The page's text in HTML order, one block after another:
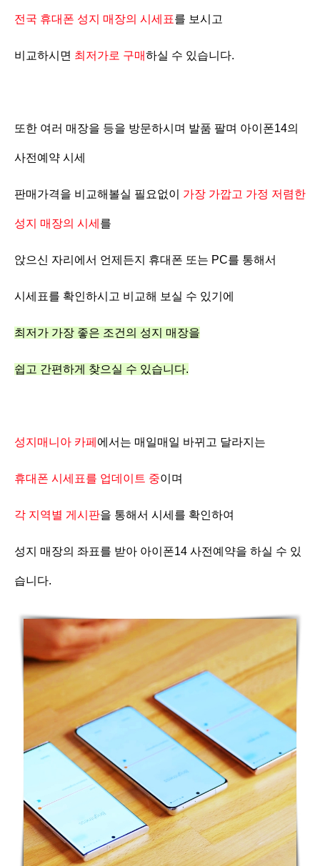
전국 휴대폰 성지 매장의 시세표를 보시고
비교하시면 최저가로 구매하실 수 있습니다.
또한 여러 매장을 등을 방문하시며 발품 팔며 아이폰14의
사전예약 시세
판매가격을 비교해볼실 필요없이 가장 가깝고 가정 저렴한
성지 매장의 시세 를
앉으신 자리에서 언제든지 휴대폰 또는 PC를 통해서
시세표를 확인하시고 비교해 보실 수 있기에
최저가 가장 좋은 조건의 성지 매장을
쉽고 간편하게 찾으실 수 있습니다.
성지매니아 카페 에서는 매일매일 바뀌고 달라지는
휴대폰 시세표를 업데이트 중이며
각 지역별 게시판을 통해서 시세를 확인하여
성지 매장의 좌표를 받아 아이폰14 사전예약을 하실 수 있
습니다.